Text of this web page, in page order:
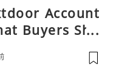
Account
Buyers Sho